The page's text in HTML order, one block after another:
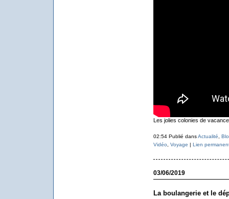
Les jolies colonies de
02:54 Publié dansActualité
Vidéo
Voyage | Lien
03/06/2019
La boulangerie et le